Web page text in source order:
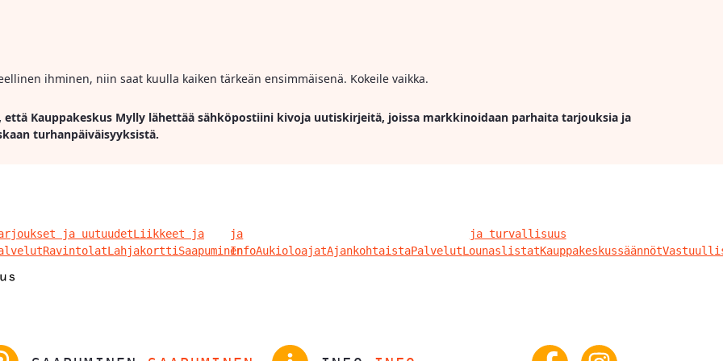
ihminen, niin saat kuulla kaiken tärkeän ensimmäisenä. Kokeile vaikka.
Kauppakeskus Mylly lähettää sähköpostiini kivoja uutiskirjeitä, joissa markkinoidaan parhaita tarjouksia ja
turhanpäiväisyyksistä.
ja uutuudetLiikkeet ja
RavintolatLahjakortti Saapuminen
ja
InfoAukioloajatAjankohtaistaPalvelutLounaslistatKauppakeskussäännöt
ja turvallisuus